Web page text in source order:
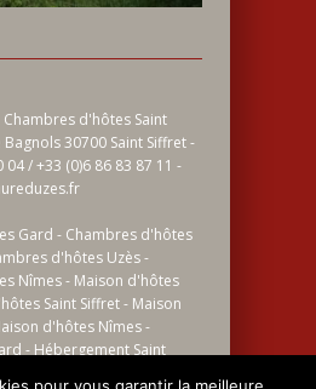
Chambres d'hôtes Saint
30700 Saint Siffret -
04 / +33 (0)6 86 83 87 11 -
Gard - Chambres d'hôtes
d'hôtes Uzès -
Nîmes - Maison d'hôtes
Saint Siffret - Maison
d'hôtes Nîmes -
- Hébergement Saint